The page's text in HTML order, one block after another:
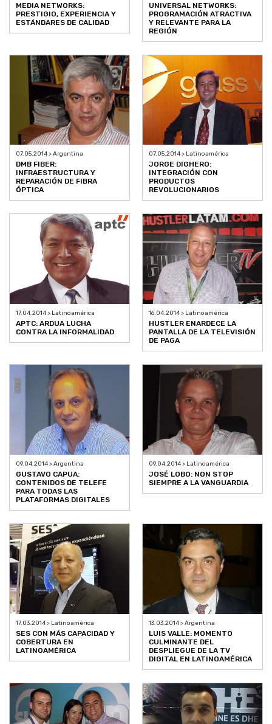
MEDIA NETWORKS:
PRESTIGIO, EXPERIENCIA Y
ESTÁNDARES DE CALIDAD
UNIVERSAL NETWORKS:
PROGRAMACIÓN ATRACTIVA
Y RELEVANTE PARA LA
REGIÓN
07.05.2014 > Argentina
DMB FIBER:
INFRAESTRUCTURA Y
REPARACIÓN DE FIBRA
ÓPTICA
07.05.2014 > Latinoamérica
JORGE DIGHERO:
INTEGRACIÓN CON
PRODUCTOS
REVOLUCIONARIOS
17.04.2014 > Latinoamérica
APTC: ARDUA LUCHA
CONTRA LA INFORMALIDAD
16.04.2014 > Latinoamérica
HUSTLER ENARDECE LA
PANTALLA DE LA TELEVISIÓN
DE PAGA
09.04.2014 > Argentina
GUSTAVO CAPUA:
CONTENIDOS DE TELEFE
PARA TODAS LAS
PLATAFORMAS DIGITALES
09.04.2014 > Latinoamérica
JOSÉ LOBO: NON STOP
SIEMPRE A LA VANGUARDIA
17.03.2014 > Latinoamérica
SES CON MÁS CAPACIDAD Y
COBERTURA EN
LATINOAMÉRICA
13.03.2014 > Argentina
LUIS VALLE: MOMENTO
CULMINANTE DEL
DESPLIEGUE DE LA TV
DIGITAL EN LATINOAMÉRICA